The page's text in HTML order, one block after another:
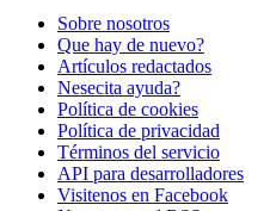
Sobre nosotros
Que hay de nuevo?
Artículos redactados
Nesecita ayuda?
Política de cookies
Política de privacidad
Términos del servicio
API para desarrolladores
Visitenos en Facebook